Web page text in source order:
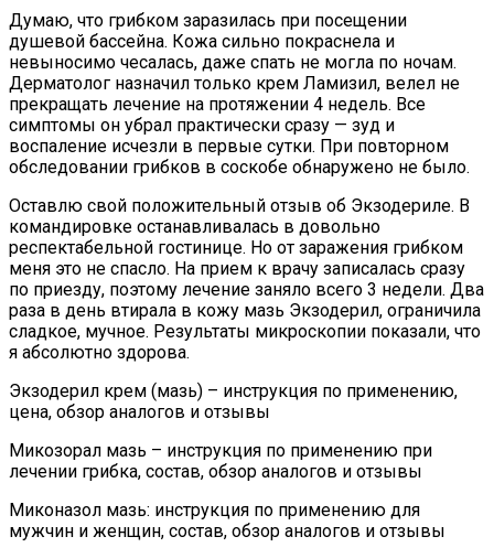
Думаю, что грибком заразилась при посещении
душевой бассейна. Кожа сильно покраснела и
невыносимо чесалась, даже спать не могла по ночам.
Дерматолог назначил только крем Ламизил, велел не
прекращать лечение на протяжении 4 недель. Все
симптомы он убрал практически сразу — зуд и
воспаление исчезли в первые сутки. При повторном
обследовании грибков в соскобе обнаружено не было.
Оставлю свой положительный отзыв об Экзодериле. В
командировке останавливалась в довольно
респектабельной гостинице. Но от заражения грибком
меня это не спасло. На прием к врачу записалась сразу
по приезду, поэтому лечение заняло всего 3 недели. Два
раза в день втирала в кожу мазь Экзодерил, ограничила
сладкое, мучное. Результаты микроскопии показали, что
я абсолютно здорова.
Экзодерил крем (мазь) – инструкция по применению,
цена, обзор аналогов и отзывы
Микозорал мазь – инструкция по применению при
лечении грибка, состав, обзор аналогов и отзывы
Миконазол мазь: инструкция по применению для
мужчин и женщин, состав, обзор аналогов и отзывы